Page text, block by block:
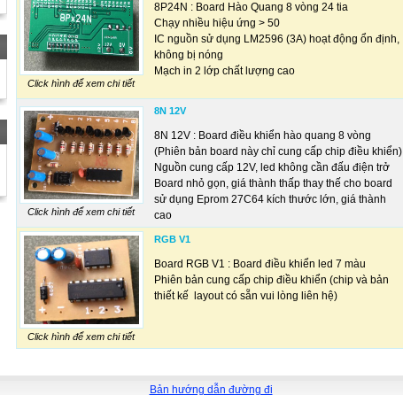
Click hình để xem chi tiết
8P24N : Board Hào Quang 8 vòng 24 tia
Chạy nhiều hiệu ứng > 50
IC nguồn sử dụng LM2596 (3A) hoạt động ổn định,
không bị nóng
Mạch in 2 lớp chất lượng cao
Click hình để xem chi tiết
8N 12V
8N 12V : Board điều khiển hào quang 8 vòng
(Phiên bản board này chỉ cung cấp chip điều khiển)
Nguồn cung cấp 12V, led không cần đấu điện trở
Board nhỏ gọn, giá thành thấp thay thế cho board
sử dụng Eprom 27C64 kích thước lớn, giá thành
cao
Click hình để xem chi tiết
RGB V1
Board RGB V1 : Board điều khiển led 7 màu
Phiên bản cung cấp chip điều khiển (chip và bản
thiết kế layout có sẵn vui lòng liên hệ)
Bản hướng dẫn đường đi